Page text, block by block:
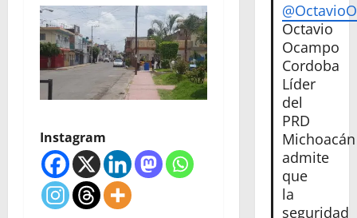
Instagram
Octavio
Ocampo
Cordoba
Líder
del
PRD
Michoacán
admite
que
la
seguridad